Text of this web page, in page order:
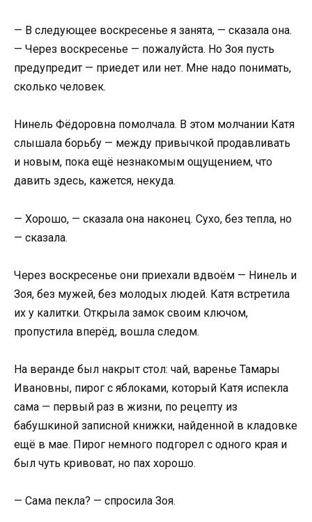
— В следующее воскресенье я занята, — сказала она.
— Через воскресенье — пожалуйста. Но Зоя пусть
предупредит — приедет или нет. Мне надо понимать,
сколько человек.
Нинель Фёдоровна помолчала. В этом молчании Катя
слышала борьбу — между привычкой продавливать
и новым, пока ещё незнакомым ощущением, что
давить здесь, кажется, некуда.
— Хорошо, — сказала она наконец. Сухо, без тепла, но
— сказала.
Через воскресенье они приехали вдвоём — Нинель и
Зоя, без мужей, без молодых людей. Катя встретила
их у калитки. Открыла замок своим ключом,
пропустила вперёд, вошла следом.
На веранде был накрыт стол: чай, варенье Тамары
Ивановны, пирог с яблоками, который Катя испекла
сама — первый раз в жизни, по рецепту из
бабушкиной записной книжки, найденной в кладовке
ещё в мае. Пирог немного подгорел с одного края и
был чуть кривоват, но пах хорошо.
— Сама пекла? — спросила Зоя.